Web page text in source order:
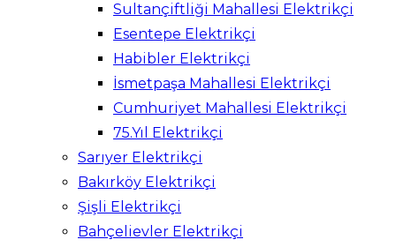
Sultançiftliği Mahallesi Elektrikçi
Esentepe Elektrikçi
Habibler Elektrikçi
İsmetpaşa Mahallesi Elektrikçi
Cumhuriyet Mahallesi Elektrikçi
75.Yıl Elektrikçi
Sarıyer Elektrikçi
Bakırköy Elektrikçi
Şişli Elektrikçi
Bahçelievler Elektrikçi